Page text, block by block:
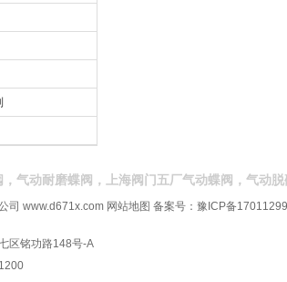
，气动耐磨蝶阀，上海阀门五厂气动蝶阀，气动
司 www.d671x.com 网站地图 备案号： 豫ICP备
区铭功路148号-A